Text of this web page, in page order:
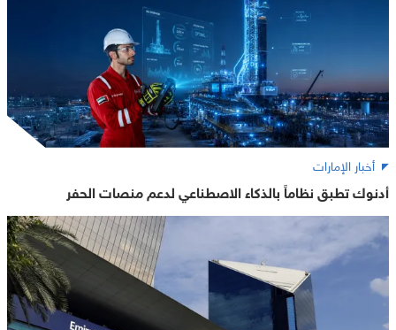
أخبار الإمارات
أدنوك تطبق نظاماً بالذكاء الاصطناعي لدعم منصات الحفر